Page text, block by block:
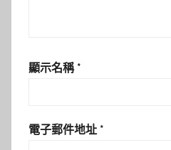
顯示名稱 *
電子郵件地址 *